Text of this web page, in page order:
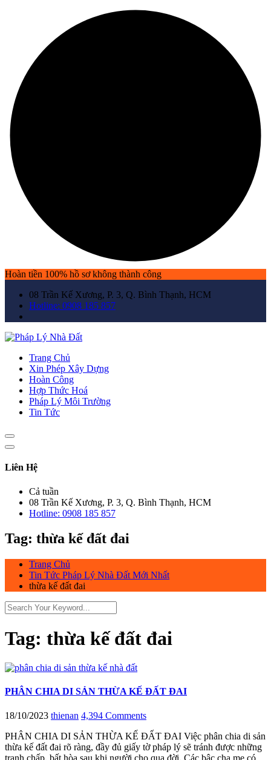
Hoàn tiền 100% hồ sơ không thành công
08 Trần Kế Xương, P. 3, Q. Bình Thạnh, HCM
Hotline: 0908 185 857
Trang Chủ
Xin Phép Xây Dựng
Hoàn Công
Hợp Thức Hoá
Pháp Lý Môi Trường
Tin Tức
Liên Hệ
Cả tuần
08 Trần Kế Xương, P. 3, Q. Bình Thạnh, HCM
Hotline: 0908 185 857
Tag: thừa kế đất đai
Trang Chủ
Tin Tức Pháp Lý Nhà Đất Mới Nhất
thừa kế đất đai
Tag: thừa kế đất đai
PHÂN CHIA DI SẢN THỪA KẾ ĐẤT ĐAI
18/10/2023 thienan 4,394 Comments
PHÂN CHIA DI SẢN THỪA KẾ ĐẤT ĐAI Việc phân chia di sản
thừa kế đất đai rõ ràng, đầy đủ giấy tờ pháp lý sẽ tránh được những
tranh chấp, bất hòa sau khi người cho qua đời. Các bậc cha mẹ có